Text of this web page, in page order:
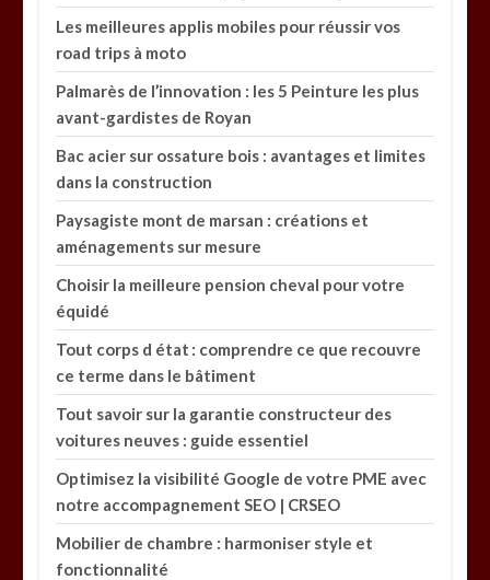
Les meilleures applis mobiles pour réussir vos
road trips à moto
Palmarès de l’innovation : les 5 Peinture les plus
avant-gardistes de Royan
Bac acier sur ossature bois : avantages et limites
dans la construction
Paysagiste mont de marsan : créations et
aménagements sur mesure
Choisir la meilleure pension cheval pour votre
équidé
Tout corps d état : comprendre ce que recouvre
ce terme dans le bâtiment
Tout savoir sur la garantie constructeur des
voitures neuves : guide essentiel
Optimisez la visibilité Google de votre PME avec
notre accompagnement SEO | CRSEO
Mobilier de chambre : harmoniser style et
fonctionnalité